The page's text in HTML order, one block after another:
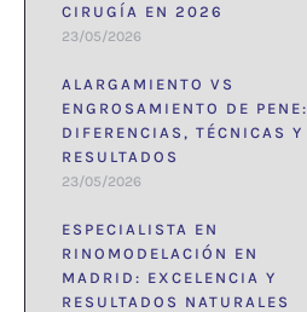
CIRUGÍA EN 2026
23/05/2026
ALARGAMIENTO VS
ENGROSAMIENTO DE PENE:
DIFERENCIAS, TÉCNICAS Y
RESULTADOS
23/05/2026
ESPECIALISTA EN
RINOMODELACIÓN EN
MADRID: EXCELENCIA Y
RESULTADOS NATURALES